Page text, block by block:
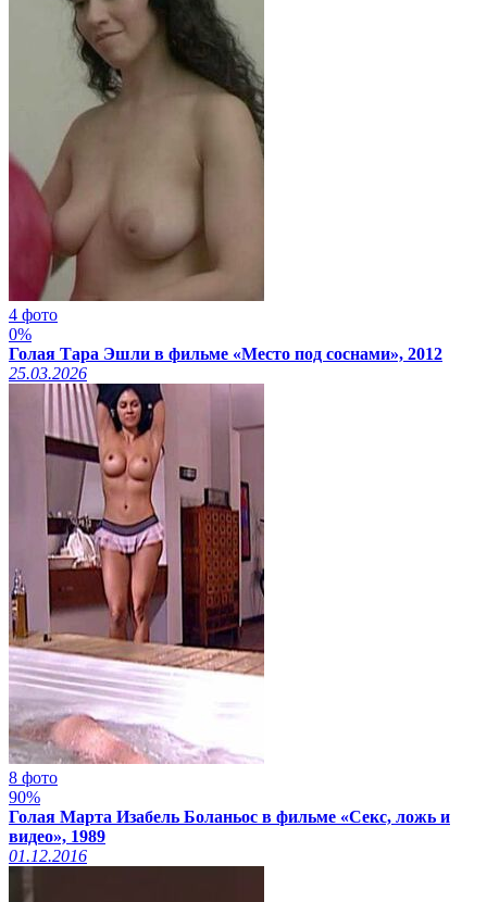
4 фото
0%
Голая Тара Эшли в фильме «Место под соснами», 2012
25.03.2026
8 фото
90%
Голая Марта Изабель Боланьос в фильме «Секс, ложь и
видео», 1989
01.12.2016